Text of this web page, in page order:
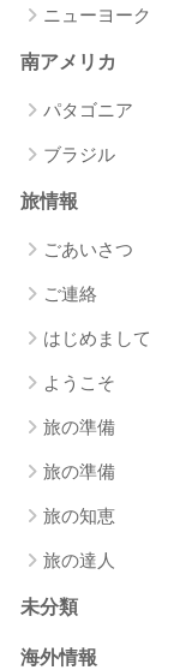
ニューヨーク
南アメリカ
パタゴニア
ブラジル
旅情報
ごあいさつ
ご連絡
はじめまして
ようこそ
旅の準備
旅の準備
旅の知恵
旅の達人
未分類
海外情報